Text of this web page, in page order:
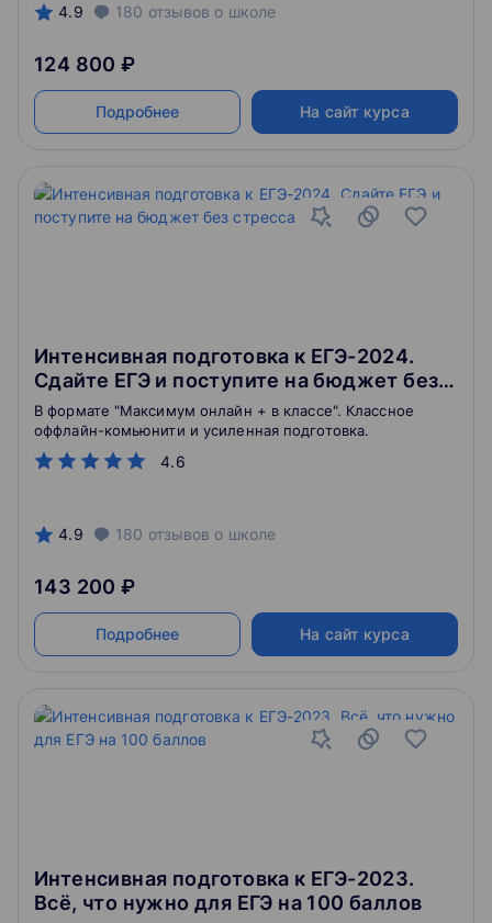
4.9 180 отзывов о школе
124 800 ₽
Подробнее На сайт курса
Интенсивная подготовка к ЕГЭ-2024.
Сдайте ЕГЭ и поступите на бюджет без
стресса
4.6
В формате "Максимум онлайн + в классе". Классное
оффлайн-комьюнити и усиленная подготовка.
4.9 180 отзывов о школе
143 200 ₽
Подробнее На сайт курса
Интенсивная подготовка к ЕГЭ-2023.
Всё, что нужно для ЕГЭ на 100 баллов